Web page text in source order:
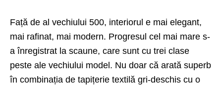
Față de al vechiului 500, interiorul e mai elegant,
mai rafinat, mai modern. Progresul cel mai mare s-
a înregistrat la scaune, care sunt cu trei clase
peste ale vechiului model. Nu doar că arată superb
în combinația de tapițerie textilă gri-deschis cu o